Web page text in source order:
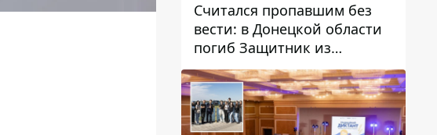
Считался пропавшим без
вести: в Донецкой области
погиб Защитник из
Каменского Антон
Красовский